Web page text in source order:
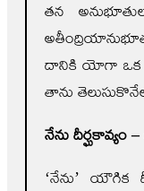
తన
దానికి యోగా ఒక
తాను
నేను
‘నేను’ యౌగిక